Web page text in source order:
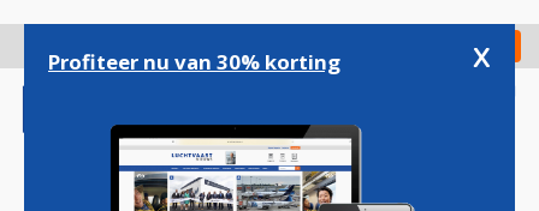
gaan
Check in
Profiteer nu van 30% korting x